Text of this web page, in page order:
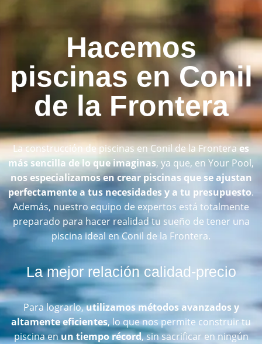
Hacemos
piscinas en Conil
de la Frontera
La construcción de piscinas en Conil de la Fronteraes
más sencilla de lo que imaginas, ya que, en Your Pool,
nos especializamos en crear piscinas que se ajustan
perfectamente a tus necesidades y a tu presupuesto.
Además, nuestro equipo de expertos está totalmente
preparado para hacer realidad tu sueño de tener una
piscina ideal en Conil de la Frontera.
La mejor relación calidad-precio
Para lograrlo,utilizamos métodos avanzados y
altamente eficientes, lo que nos permite construir tu
piscina en un tiempo récord, sin sacrificar en ningún